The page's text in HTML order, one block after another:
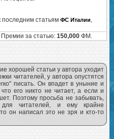
последним статьям ФС Италии,
за статью: 150,000ФМ.
хорошей статьи у автора уходит
читателей, у автора опустятся
писать. Он впадет в уныние и
его никто не читает, а если и
Поэтому просьба не забывать,
читателей, и ему крайне
он написал это не зря и кто-то